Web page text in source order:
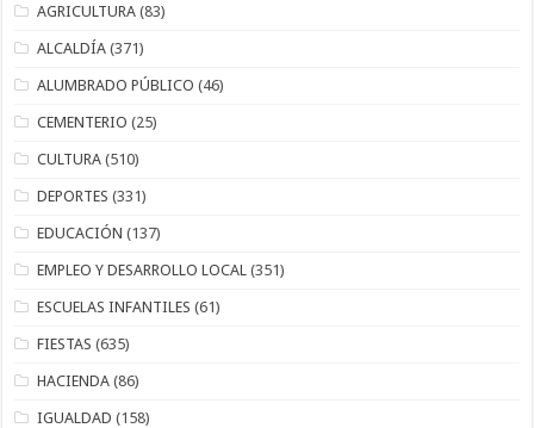
AGRICULTURA (83)
ALCALDÍA (371)
ALUMBRADO PÚBLICO (46)
CEMENTERIO (25)
CULTURA (510)
DEPORTES (331)
EDUCACIÓN (137)
EMPLEO Y DESARROLLO LOCAL (351)
ESCUELAS INFANTILES (61)
FIESTAS (635)
HACIENDA (86)
IGUALDAD (158)